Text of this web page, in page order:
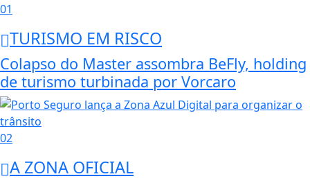
01
TURISMO EM RISCO
Colapso do Master assombra BeFly, holding
de turismo turbinada por Vorcaro
02
A ZONA OFICIAL